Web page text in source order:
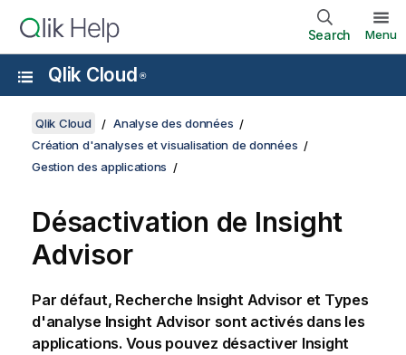
Search Menu
Qlik Cloud ®
Qlik Cloud
Analyse des données
Création d'analyses et visualisation de données
Gestion des applications
Désactivation de Insight
Advisor
Par défaut, Recherche Insight Advisor et Types
d'analyse Insight Advisor sont activés dans les
applications. Vous pouvez désactiver Insight